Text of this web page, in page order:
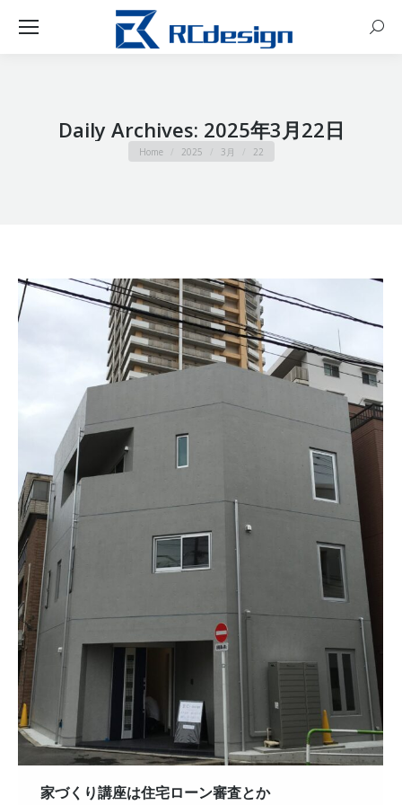
Daily Archives: 2025年3月22日
You are here:
Home 2025 3月 22
家づくり講座は住宅ローン審査とか